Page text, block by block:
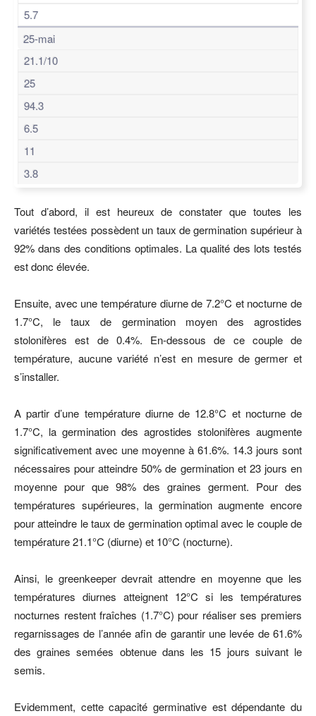
5.7
25-mai
21.1/10
25
94.3
6.5
11
3.8
Tout d’abord, il est heureux de constater que toutes les
variétés testées possèdent un taux de germination supérieur à
92% dans des conditions optimales. La qualité des lots testés
est donc élevée.
Ensuite, avec une température diurne de 7.2°C et nocturne de
1.7°C, le taux de germination moyen des agrostides
stolonifères est de 0.4%. En-dessous de ce couple de
température, aucune variété n’est en mesure de germer et
s’installer.
A partir d’une température diurne de 12.8°C et nocturne de
1.7°C, la germination des agrostides stolonifères augmente
significativement avec une moyenne à 61.6%. 14.3 jours sont
nécessaires pour atteindre 50% de germination et 23 jours en
moyenne pour que 98% des graines germent. Pour des
températures supérieures, la germination augmente encore
pour atteindre le taux de germination optimal avec le couple de
température 21.1°C (diurne) et 10°C (nocturne).
Ainsi, le greenkeeper devrait attendre en moyenne que les
températures diurnes atteignent 12°C si les températures
nocturnes restent fraîches (1.7°C) pour réaliser ses premiers
regarnissages de l’année afin de garantir une levée de 61.6%
des graines semées obtenue dans les 15 jours suivant le
semis.
Evidemment, cette capacité germinative est dépendante du